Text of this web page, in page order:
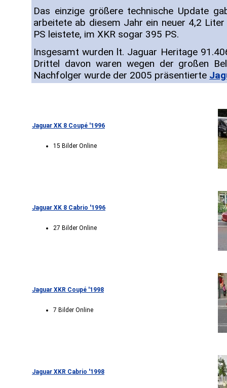
Das einzige größere technische Update
arbeitete ab diesem Jahr ein neuer 4,2
PS leistete, im XKR sogar 395 PS.
Insgesamt wurden lt. Jaguar Heritage
Drittel davon waren wegen der großen
Nachfolger wurde der 2005 präsentierte
Jaguar XK 8 Coupé '1996
15 Bilder Online
Jaguar XK 8 Cabrio '1996
27 Bilder Online
Jaguar XKR Coupé '1998
7 Bilder Online
Jaguar XKR Cabrio '1998